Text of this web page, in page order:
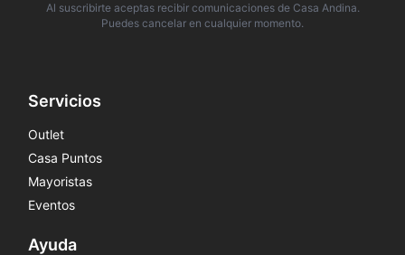
Al suscribirte aceptas recibir comunicaciones de Casa Andina.
Puedes cancelar en cualquier momento.
Servicios
Outlet
Casa Puntos
Mayoristas
Eventos
Ayuda